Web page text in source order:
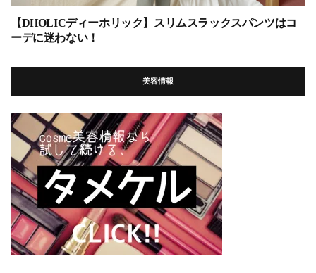
【DHOLICディーホリック】スリムスラックスパンツはコ
ーデに迷わない！
美容情報